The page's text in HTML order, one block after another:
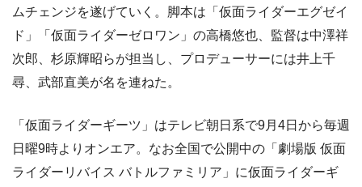
ムチェンジを遂げていく。脚本は「仮面ライダーエグゼイ
ド」「仮面ライダーゼロワン」の高橋悠也、監督は中澤祥
次郎、杉原輝昭らが担当し、プロデューサーには井上千
尋、武部直美が名を連ねた。
「仮面ライダーギーツ」はテレビ朝日系で9月4日から毎週
日曜9時よりオンエア。なお全国で公開中の「劇場版 仮面
ライダーリバイス バトルファミリア」に仮面ライダーギ